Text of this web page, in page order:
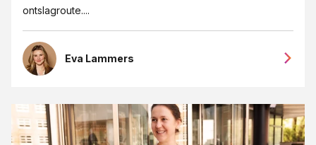
ontslagroute....
Eva Lammers